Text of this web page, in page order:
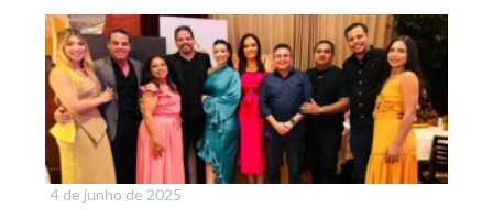
4 de junho de 2025